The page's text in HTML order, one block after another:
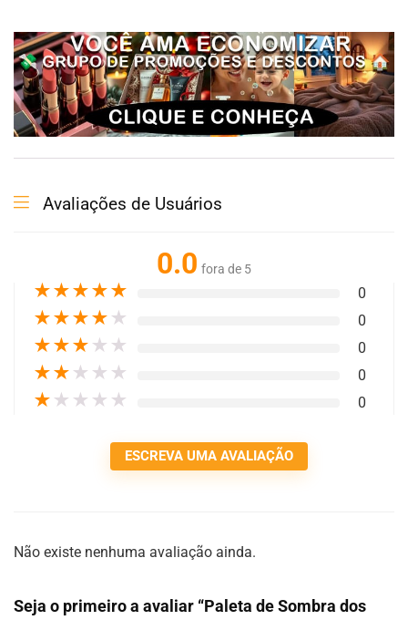
Avaliações de Usuários
0.0 fora de 5
★★★★★ 0
★★★★ ★ 0
★★★ ★ ★ 0
★★ ★ ★ ★ 0
★ ★ ★ ★ ★ 0
ESCREVA UMA AVALIAÇÃO
Não existe nenhuma avaliação ainda.
Seja o primeiro a avaliar “Paleta de Sombra dos